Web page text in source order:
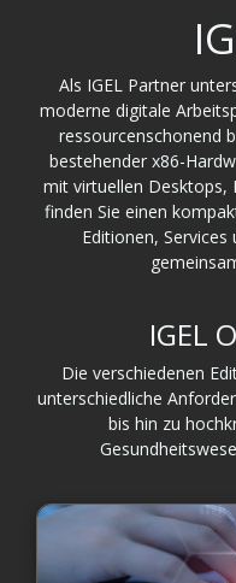
Als IGEL Partner
moderne digitale
ressourcenschonend
bestehender x86-
mit virtuellen Desktops,
finden Sie einen
Editionen,
IGEL
Die verschiedenen
unterschiedliche
bis hin zu